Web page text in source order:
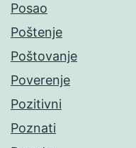
Posao
Poštenje
Poštovanje
Poverenje
Pozitivni
Poznati